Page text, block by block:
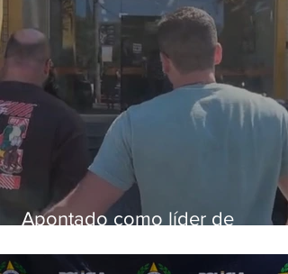
Apontado como líder de
aposentados é preso